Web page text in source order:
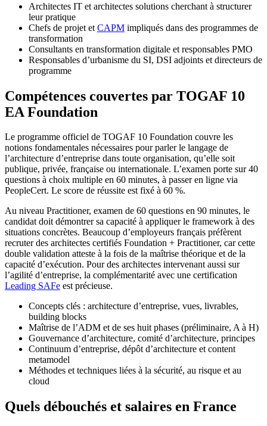
Architectes IT et architectes solutions cherchant à structurer
leur pratique
Chefs de projet et CAPM impliqués dans des programmes de
transformation
Consultants en transformation digitale et responsables PMO
Responsables d’urbanisme du SI, DSI adjoints et directeurs de
programme
Compétences couvertes par TOGAF 10
EA Foundation
Le programme officiel de TOGAF 10 Foundation couvre les
notions fondamentales nécessaires pour parler le langage de
l’architecture d’entreprise dans toute organisation, qu’elle soit
publique, privée, française ou internationale. L’examen porte sur 40
questions à choix multiple en 60 minutes, à passer en ligne via
PeopleCert. Le score de réussite est fixé à 60 %.
Au niveau Practitioner, examen de 60 questions en 90 minutes, le
candidat doit démontrer sa capacité à appliquer le framework à des
situations concrètes. Beaucoup d’employeurs français préfèrent
recruter des architectes certifiés Foundation + Practitioner, car cette
double validation atteste à la fois de la maîtrise théorique et de la
capacité d’exécution. Pour des architectes intervenant aussi sur
l’agilité d’entreprise, la complémentarité avec une certification
Leading SAFe est précieuse.
Concepts clés : architecture d’entreprise, vues, livrables,
building blocks
Maîtrise de l’ADM et de ses huit phases (préliminaire, A à H)
Gouvernance d’architecture, comité d’architecture, principes
Continuum d’entreprise, dépôt d’architecture et content
metamodel
Méthodes et techniques liées à la sécurité, au risque et au
cloud
Quels débouchés et salaires en France